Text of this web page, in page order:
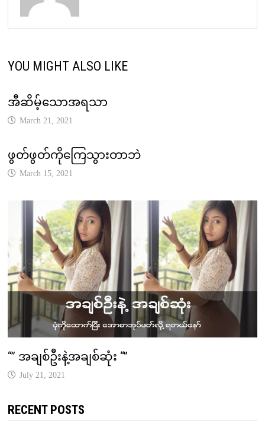
YOU MIGHT ALSO LIKE
အီဆိမ့်သောအရသာ
March 21, 2021
ဖွတ်ဖွတ်ကိုကြေသွားတာဘဲ
March 15, 2021
“” အချစ်ဦးနဲ့အချစ်ဆုံး “”
July 21, 2021
RECENT POSTS